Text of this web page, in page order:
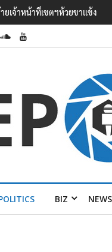
ง์’ เยือนไทย ขึงป้าย ‘ไม่ต้อนรั
BIZ NEWS